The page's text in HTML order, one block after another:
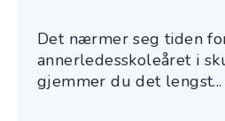
Det nærmer seg tiden
annerledesskoleåret i
gjemmer du det lengst...